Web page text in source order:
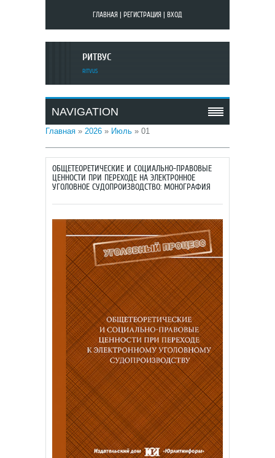
ГЛАВНАЯ РЕГИСТРАЦИЯ ВХОД
РИТВУС
RITVUS
NAVIGATION
Главная » 2026 » Июль » 01
ОБЩЕТЕОРЕТИЧЕСКИЕ И СОЦИАЛЬНО-ПРАВОВЫЕ
ЦЕННОСТИ ПРИ ПЕРЕХОДЕ НА ЭЛЕКТРОННОЕ
УГОЛОВНОЕ СУДОПРОИЗВОДСТВО: МОНОГРАФИЯ